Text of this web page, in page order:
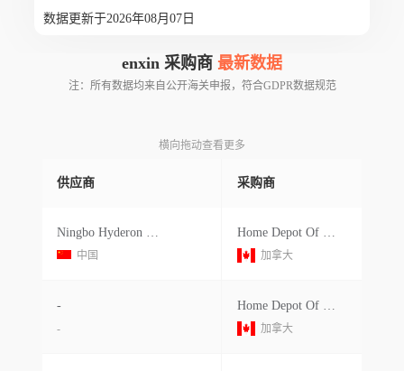
数据更新于2026年08月07日
enxin 采购商 最新数据
注：所有数据均来自公开海关申报，符合GDPR数据规范
横向拖动查看更多
供应商 采购商
Ningbo Hyderon Hardware Co.ltd.
中国
Home Depot Of Canada Inc.
加拿大
-
-
Home Depot Of Canada Inc
加拿大